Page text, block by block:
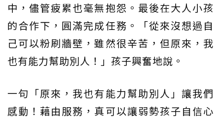
中，儘管疲累也毫無抱怨。最後在大人小孩
的合作下，圓滿完成任務。「從來沒想過自
己可以粉刷牆壁，雖然很辛苦，但原來，我
也有能力幫助別人！」孩子興奮地說。
一句「原來，我也有能力幫助別人」讓我們
感動！藉由服務，真可以讓弱勢孩子自信心